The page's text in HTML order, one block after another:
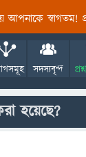
আপনাকে স্বাগতম!
সদস্যবৃন্দ
হয়েছে?